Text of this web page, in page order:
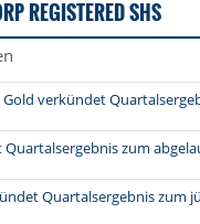
REGISTERED SHS
Gold verkündet
zum
Quartalsergebnis zum